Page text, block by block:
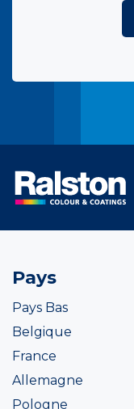
Pays
Pays Bas
Belgique
France
Allemagne
Pologne